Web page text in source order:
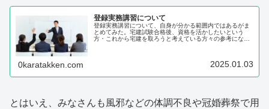
登録実務講習について
登録実務講習について、自身が分かる範囲内ではあるがま
とめてみた。宅建試験合格後、資格を活かしたいという
方・これから宅建を取ろうと考えている方々の参考になれ
0karatakken.com 2025.01.03
とはいえ、みなさんも風邪などの体調不良や冠婚葬祭で用